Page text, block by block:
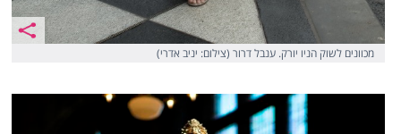
מכוונים לשוק הניו יורק. ענבל דרור (צילום: יניב אדרי)